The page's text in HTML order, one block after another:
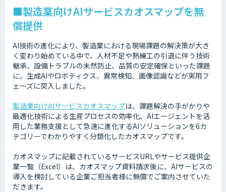
■製造業向けAIサービスカオスマップを無
償提供
AI技術の進化により、製造業における現場課題の解決策が大き
く変わり始めている中で、人材不足や熟練工の引退に伴う技術
継承、設備トラブルの未然防止、品質の安定確保といった課題
に、生成AIやロボティクス、異常検知、画像認識などが実用フ
ェーズに突入しました。
製造業向けAIサービスカオスマップは、課題解決の手がかりや
最適化技術による生産プロセスの効率化、AIエージェントを活
用した業務支援として急速に進化するAIソリューションを6カ
テゴリーでわかりやすく分類化したカオスマップです。
カオスマップに記載されているサービスURLやサービス提供企
業一覧（Excel）は、カオスマップ資料請求後に、AIサービスの
導入を検討している企業ご担当者様に無償でご案内させていた
だきます。